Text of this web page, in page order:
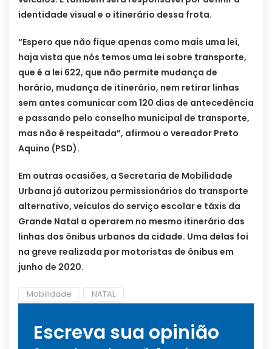
identidade visual e o itinerário dessa frota.
“Espero que não fique apenas como mais uma lei,
haja vista que nós temos uma lei sobre transporte,
que é a lei 622, que não permite mudança de
horário, mudança de itinerário, nem retirar linhas
sem antes comunicar com 120 dias de antecedência
e passando pelo conselho municipal de transporte,
mas não é respeitada”, afirmou o vereador Preto
Aquino (PSD).
Em outras ocasiões, a Secretaria de Mobilidade
Urbana já autorizou permissionários do transporte
alternativo, veículos do serviço escolar e táxis da
Grande Natal a operarem no mesmo itinerário das
linhas dos ônibus urbanos da cidade. Uma delas foi
na greve realizada por motoristas de ônibus em
junho de 2020.
Mobilidade NATAL
Escreva sua opinião